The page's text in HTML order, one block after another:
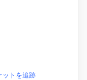
トを追跡